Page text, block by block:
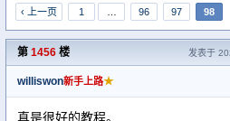
‹ 上一页 1 96 97 98
第 1456 楼 发表于
williswon新手上路★
真是很好的教程。